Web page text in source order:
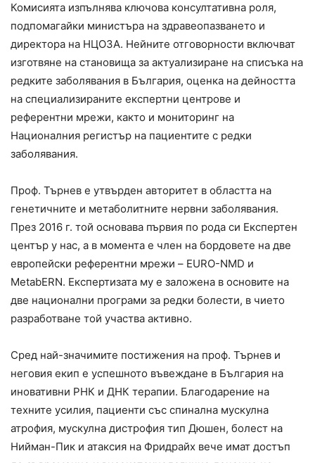
Комисията изпълнява ключова консултативна роля,
подпомагайки министъра на здравеопазването и
директора на НЦОЗА. Нейните отговорности включват
изготвяне на становища за актуализиране на списъка на
редките заболявания в България, оценка на дейността
на специализираните експертни центрове и
референтни мрежи, както и мониторинг на
Националния регистър на пациентите с редки
заболявания.
Проф. Търнев е утвърден авторитет в областта на
генетичните и метаболитните нервни заболявания.
През 2016 г. той основава първия по рода си Експертен
център у нас, а в момента е член на бордовете на две
европейски референтни мрежи – EURO-NMD и
MetabERN. Експертизата му е заложена в основите на
две национални програми за редки болести, в чието
разработване той участва активно.
Сред най-значимите постижения на проф. Търнев и
неговия екип е успешното въвеждане в България на
иновативни РНК и ДНК терапии. Благодарение на
техните усилия, пациенти със спинална мускулна
атрофия, мускулна дистрофия тип Дюшен, болест на
Нийман-Пик и атаксия на Фридрайх вече имат достъп